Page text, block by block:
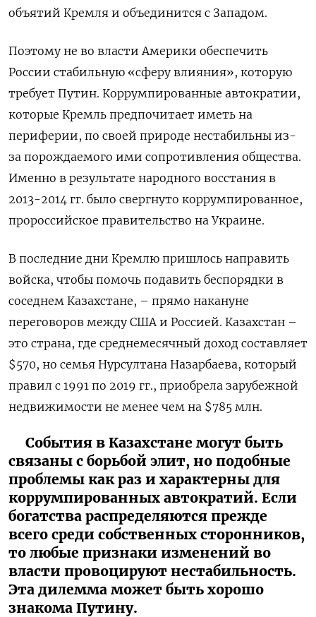
объятий Кремля и объединится с Западом.
Поэтому не во власти Америки обеспечить
России стабильную «сферу влияния», которую
требует Путин. Коррумпированные автократии,
которые Кремль предпочитает иметь на
периферии, по своей природе нестабильны из-
за порождаемого ими сопротивления общества.
Именно в результате народного восстания в
2013-2014 гг. было свергнуто коррумпированное,
пророссийское правительство на Украине.
В последние дни Кремлю пришлось направить
войска, чтобы помочь подавить беспорядки в
соседнем Казахстане, – прямо накануне
переговоров между США и Россией. Казахстан –
это страна, где среднемесячный доход составляет
$570, но семья Нурсултана Назарбаева, который
правил с 1991 по 2019 гг., приобрела зарубежной
недвижимости не менее чем на $785 млн.
События в Казахстане могут быть
связаны с борьбой элит, но подобные
проблемы как раз и характерны для
коррумпированных автократий. Если
богатства распределяются прежде
всего среди собственных сторонников,
то любые признаки изменений во
власти провоцируют нестабильность.
Эта дилемма может быть хорошо
знакома Путину.